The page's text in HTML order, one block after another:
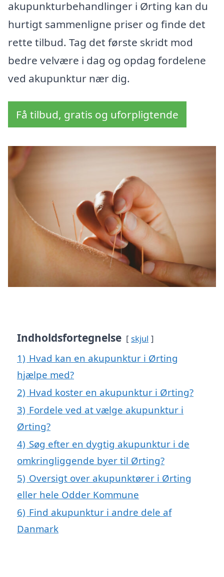
akupunkturbehandlinger i Ørting kan du
hurtigt sammenligne priser og finde det
rette tilbud. Tag det første skridt mod
bedre velvære i dag og opdag fordelene
ved akupunktur nær dig.
Få tilbud, gratis og uforpligtende
Indholdsfortegnelse skjul
1) Hvad kan en akupunktur i Ørting
hjælpe med?
2) Hvad koster en akupunktur i Ørting?
3) Fordele ved at vælge akupunktur i
Ørting?
4) Søg efter en dygtig akupunktur i de
omkringliggende byer til Ørting?
5) Oversigt over akupunktører i Ørting
eller hele Odder Kommune
6) Find akupunktur i andre dele af
Danmark